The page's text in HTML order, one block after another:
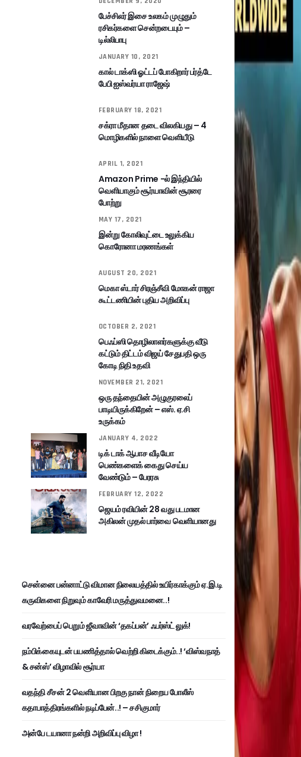
பேச்சிலர் இசை உலகம் முழுதும்
ரசிகர்களை சென்றடையும் –
டில்லிபாபு
JANUARY 10, 2021
கால் டாக்ஸி ஓட்டப் போகிறார் பர்த்டே
பேபி ஐஸ்வர்யா ராஜேஷ்
FEBRUARY 18, 2021
சக்ரா மீதான தடை விலகியது – 4
மொழிகளில் நாளை வெளியீடு
APRIL 1, 2021
Amazon Prime -ல் இந்தியில்
வெளியாகும் சூர்யாவின் சூரரை
போற்று
MAY 17, 2021
இன்று கோலிவுட்டை உலுக்கிய
கொரோனா மரணங்கள்
AUGUST 20, 2021
மெகா ஸ்டார் சிரஞ்சீவி மோகன் ராஜா
கூட்டணியின் புதிய அறிவிப்பு
OCTOBER 2, 2021
பெஃப்ஸி தொழிலாளர்களுக்கு வீடு
கட்டும் திட்டம் விஜய் சேதுபதி ஒரு
கோடி நிதி உதவி
NOVEMBER 21, 2021
ஒரு தந்தையின் அழுகுரலைப்
பாடியிருக்கிறேன் – எஸ். ஏ.சி
உருக்கம்
JANUARY 4, 2022
டிக் டாக் ஆபாச வீடியோ
பெண்களைக் கைது செய்ய
வேண்டும் – பேரரசு
FEBRUARY 12, 2022
ஜெயம் ரவியின் 28 வது படமான
அகிலன் முதல் பார்வை வெளியானது
சென்னை பன்னாட்டு விமான நிலையத்தில் உயிர்காக்கும் ஏ.இ.டி
கருவிகளை நிறுவும் காவேரி மருத்துவமனை..!
வரவேற்பைப் பெறும் ஜீவாவின் ‘தகப்பன்’ ஃபர்ஸ்ட் லுக்!
நம்பிக்கையுடன் பயணித்தால் வெற்றி கிடைக்கும்..! ‘விஸ்வநாத்
& சன்ஸ்’ விழாவில் சூர்யா
வதந்தி சீசன் 2 வெளியான பிறகு நான் நிறைய போலீஸ்
கதாபாத்திரங்களில் நடிப்பேன்..! – சசிகுமார்
அன்பே டயானா நன்றி அறிவிப்பு விழா !